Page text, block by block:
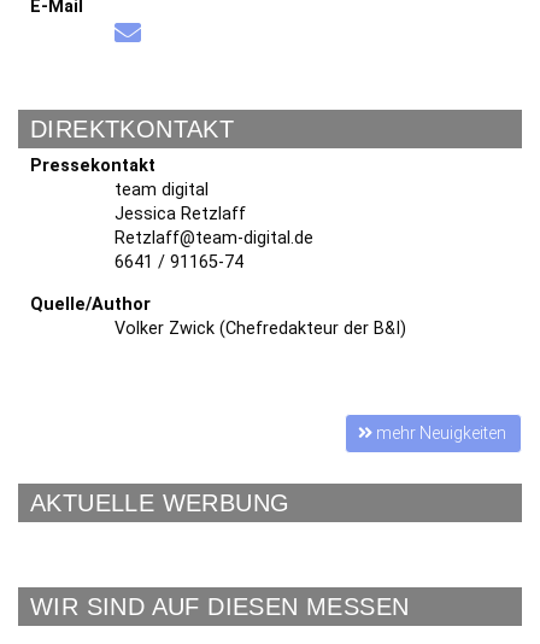
E-Mail
DIREKTKONTAKT
Pressekontakt
team digital
Jessica Retzlaff
Retzlaff@team-digital.de
6641 / 91165-74
Quelle/Author
Volker Zwick (Chefredakteur der B&I)
mehr Neuigkeiten
AKTUELLE WERBUNG
WIR SIND AUF DIESEN MESSEN